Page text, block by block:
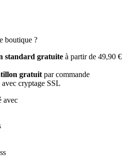
boutique ?
standard gratuite à partir de 49,90 €
gratuit par commande
avec cryptage SSL
avec